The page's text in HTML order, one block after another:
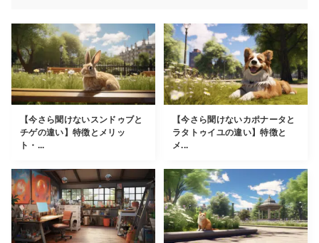
【今さら聞けないスンドゥブと
チゲの違い】特徴とメリッ
ト・...
【今さら聞けないカポナータと
ラタトゥイユの違い】特徴と
メ...